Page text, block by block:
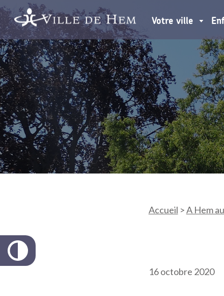
Votre ville
Accueil >A Hem
16 octobre 2020